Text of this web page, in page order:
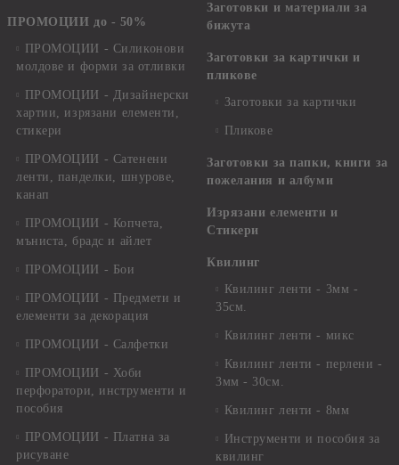
ПРОМОЦИИ до - 50%
ПРОМОЦИИ - Силиконови
молдове и форми за отливки
ПРОМОЦИИ - Дизайнерски
хартии, изрязани елементи,
стикери
ПРОМОЦИИ - Сатенени
ленти, панделки, шнурове,
канап
ПРОМОЦИИ - Копчета,
мъниста, брадс и айлет
ПРОМОЦИИ - Бои
ПРОМОЦИИ - Предмети и
елементи за декорация
ПРОМОЦИИ - Салфетки
ПРОМОЦИИ - Хоби
перфоратори, инструменти и
пособия
ПРОМОЦИИ - Платна за
рисуване
Заготовки и материали за
бижута
Заготовки за картички и
пликове
Заготовки за картички
Пликове
Заготовки за папки, книги за
пожелания и албуми
Изрязани елементи и
Стикери
Квилинг
Квилинг ленти - 3мм -
35см.
Квилинг ленти - микс
Квилинг ленти - перлени -
3мм - 30см.
Квилинг ленти - 8мм
Инструменти и пособия за
квилинг